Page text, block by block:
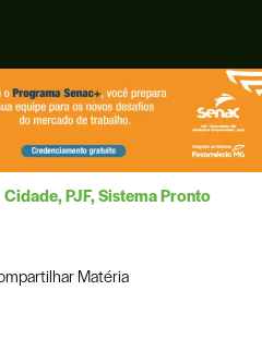
Cidade,PJF,Sistema Pronto
Matéria